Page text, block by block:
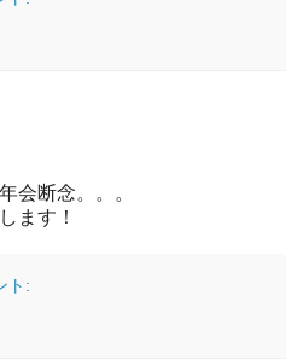
会断念。。。
ます！
ト: